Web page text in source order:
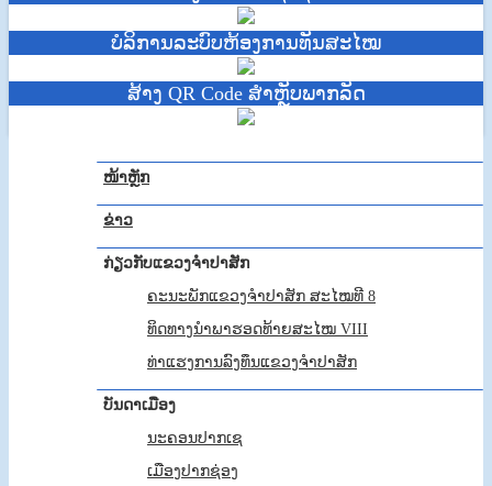
ບໍ​ລິ​ການ​ລະບົບຫ້ອງການທັນສະໄໝ
ສ້າງ QR Code ສຳຫຼັບພາກລັດ
ໜ້າຫຼັກ
ຂ່າວ
ກ່ຽວກັບແຂວງຈຳປາສັກ
ຄະນະພັກແຂວງຈຳປາສັກ ສະໄໝທີ 8
ທິດທາງນໍາພາຮອດທ້າຍສະໄໝ VIII
ທ່າແຮງການລົງທຶນແຂວງຈໍາປາສັກ
ບັນດາເມືອງ
ນະຄອນປາກເຊ
ເມືອງປາກຊ່ອງ